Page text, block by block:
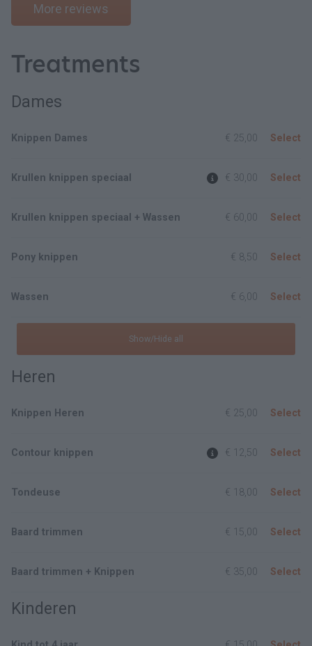
More reviews
Treatments
Dames
Knippen Dames € 25,00 Select
Krullen knippen speciaal € 30,00 Select
Krullen knippen speciaal + Wassen € 60,00 Select
Pony knippen € 8,50 Select
Wassen € 6,00 Select
Show/Hide all
Heren
Knippen Heren € 25,00 Select
Contour knippen € 12,50 Select
Tondeuse € 18,00 Select
Baard trimmen € 15,00 Select
Baard trimmen + Knippen € 35,00 Select
Kinderen